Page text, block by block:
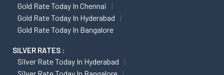
Gold Rate Today In Chennai
Gold Rate Today In Hyderabad
Gold Rate Today In Bangalore
SILVER RATES :
Silver Rate Today In Hyderabad